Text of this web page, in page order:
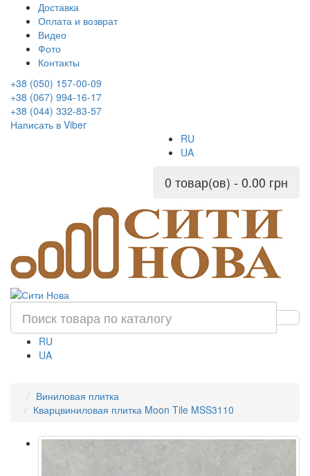
Доставка
Оплата и возврат
Видео
Фото
Контакты
+38 (050) 157-00-09
+38 (067) 994-16-17
+38 (044) 332-83-57
Написать в Viber
RU
UA
0 товар(ов) - 0.00 грн
RU
UA
Виниловая плитка
Кварцвиниловая плитка Moon Tile MSS3110